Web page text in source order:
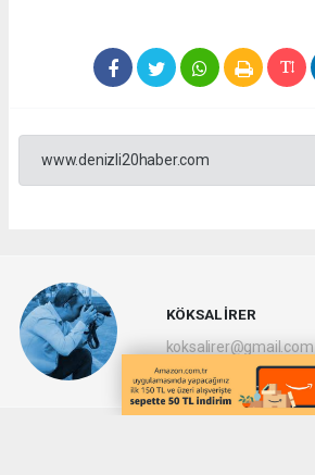
www.denizli20haber.com
KÖKSAL İRER
koksalirer@gmail.com